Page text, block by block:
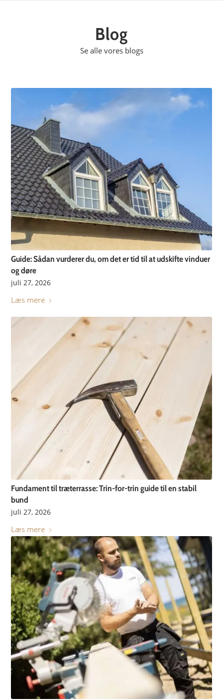
Blog
Se alle vores blogs
Guide: Sådan vurderer du, om det er tid til at udskifte vinduer
og døre
juli 27, 2026
Læs mere
Fundament til træterrasse: Trin-for-trin guide til en stabil
bund
juli 27, 2026
Læs mere